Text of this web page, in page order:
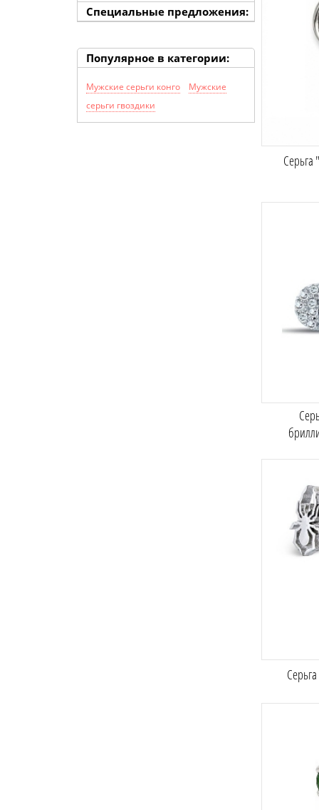
Специальные предложения:
Популярное в категории:
Мужские серьги конго
Мужские
серьги гвоздики